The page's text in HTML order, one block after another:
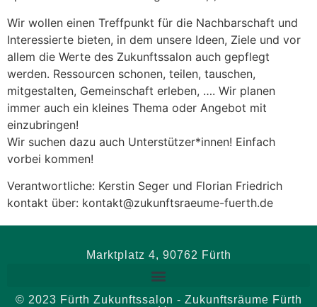
Wir wollen einen Treffpunkt für die Nachbarschaft und
Interessierte bieten, in dem unsere Ideen, Ziele und vor
allem die Werte des Zukunftssalon auch gepflegt
werden. Ressourcen schonen, teilen, tauschen,
mitgestalten, Gemeinschaft erleben, …. Wir planen
immer auch ein kleines Thema oder Angebot mit
einzubringen!
Wir suchen dazu auch Unterstützer*innen! Einfach
vorbei kommen!
Verantwortliche: Kerstin Seger und Florian Friedrich
kontakt über: kontakt@zukunftsraeume-fuerth.de
Marktplatz 4, 90762 Fürth
© 2023 Fürth Zukunftssalon - Zukunftsräume Fürth